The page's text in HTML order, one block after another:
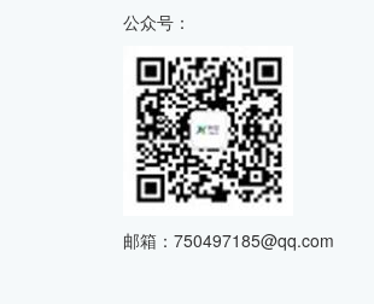
公众号：
邮箱：750497185@qq.com